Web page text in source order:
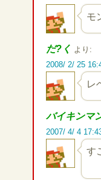
モ
だ?く より:
2008/ 2/ 25
レ
バイキンマ
2007/ 4/ 4
す